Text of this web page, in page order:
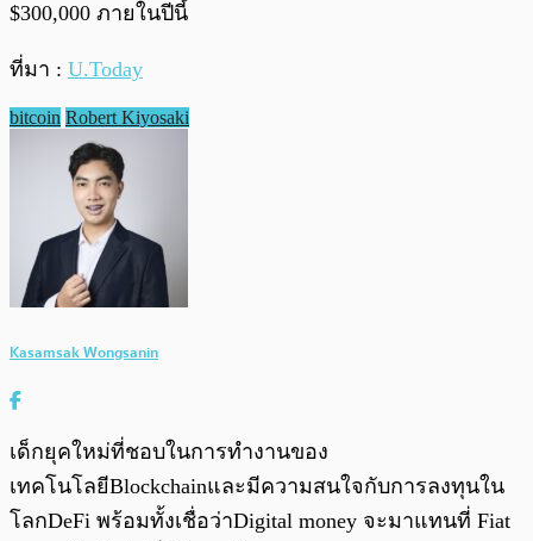
$300,000 ภายในปีนี้
ที่มา : U.Today
bitcoin Robert Kiyosaki
Kasamsak Wongsanin
เด็กยุคใหม่ที่ชอบในการทำงานของ
เทคโนโลยีBlockchainและมีความสนใจกับการลงทุนใน
โลกDeFi พร้อมทั้งเชื่อว่าDigital money จะมาแทนที่ Fiat